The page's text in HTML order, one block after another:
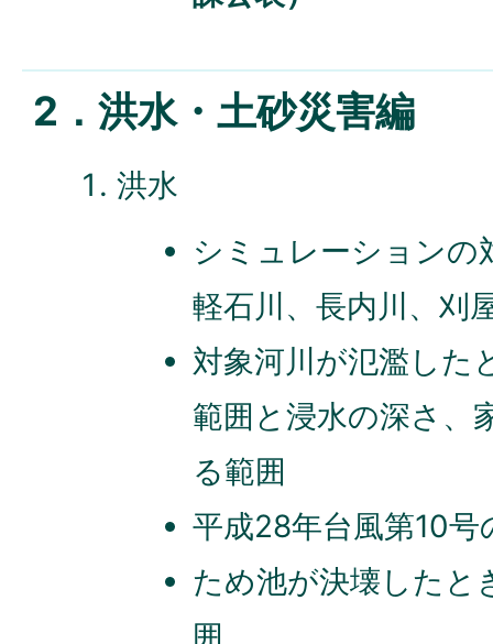
2．洪水・土砂災害編
洪水
シミュレーションの
軽石川、長内川、刈
対象河川が氾濫した
範囲と浸水の深さ、
る範囲
平成28年台風第10
ため池が決壊したと
囲